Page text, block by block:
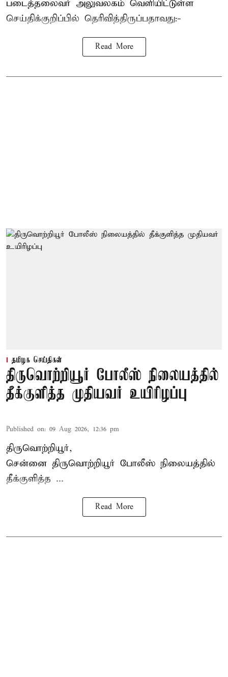
படைத்தலைவர் அலுவலகம் வெளியிட்டுள்ள
செய்திக்குறிப்பில் தெரிவித்திருப்பதாவது:-
Read More
தமிழக செய்திகள்
திருவொற்றியூர் போலீஸ் நிலையத்தில்
தீக்குளித்த முதியவர் உயிரிழப்பு
Published on: 09 Aug 2026, 12:36 pm
திருவொற்றியூர்,
சென்னை திருவொற்றியூர் போலீஸ் நிலையத்தில்
தீக்குளித்த ...
Read More